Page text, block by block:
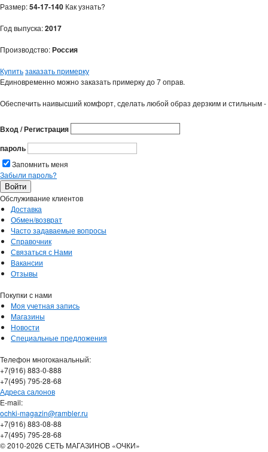
Размер:54-17-140 Как узнать?
Год выпуска:2017
Производство:Россия
Купитьзаказать примерку
Единовременно можно заказать примерку до 7 оправ.
Обеспечить наивысший комфорт, сделать любой образ дерзким и стильным
Вход / Регистрация
пароль
Запомнить меня
Забыли пароль?
Обслуживание клиентов
Доставка
Обмен/возврат
Часто задаваемые вопросы
Справочник
Связаться с Нами
Вакансии
Отзывы
Покупки с нами
Моя учетная запись
Магазины
Новости
Специальные предложения
Телефон многоканальный:
+7(916) 883-0-888
+7(495) 795-28-68
Адреса салонов
Е-mail:
ochki-magazin@rambler.ru
+7(916) 883-08-88
+7(495) 795-28-68
© 2010-2026 СЕТЬ МАГАЗИНОВ «ОЧКИ»